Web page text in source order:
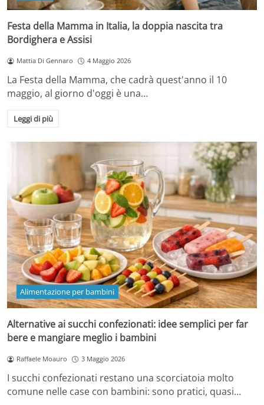
Festa della Mamma in Italia, la doppia nascita tra
Bordighera e Assisi
Mattia Di Gennaro 4 Maggio 2026
La Festa della Mamma, che cadrà quest'anno il 10
maggio, al giorno d'oggi è una…
Leggi di più
Alimentazione per bambini
Alternative ai succhi confezionati: idee semplici per far
bere e mangiare meglio i bambini
Raffaele Moauro 3 Maggio 2026
I succhi confezionati restano una scorciatoia molto
comune nelle case con bambini: sono pratici, quasi…